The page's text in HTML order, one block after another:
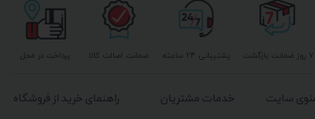
پشتیبانی ۲۴ ساعته پرداخت در محل ۷ روز ضمانت بازگشت ضمانت اصالت کالا
راهنمای خرید از فروشگاه خدمات مشتریان سایت